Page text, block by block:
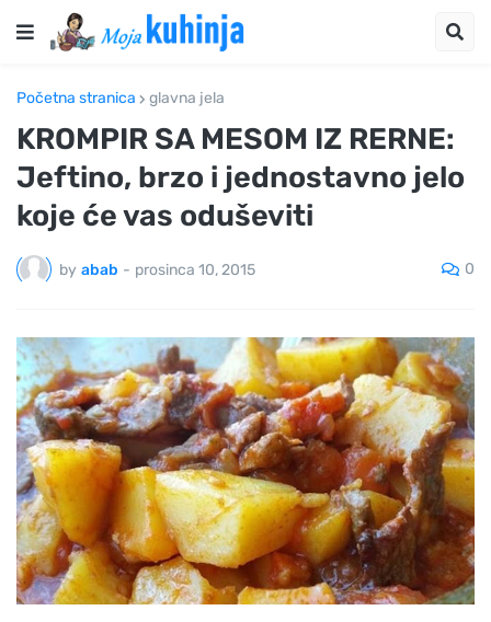
Početna stranica glavna jela
KROMPIR SA MESOM IZ RERNE:
Jeftino, brzo i jednostavno jelo
koje će vas oduševiti
by abab - prosinca 10, 2015 0